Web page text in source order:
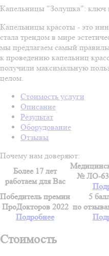
Капельницы "Золушка": ключ
Капельницы красоты - это
стала трендом в мире
мы предлагаем самый
к проведению капельниц
получили максимальную
целом.
Стоимость услуги
Описание
Результат
Оборудование
Отзывы
Почему нам доверяют:
Более 17 лет
работаем для Вас
№ ЛО-
Победитель премии
ПроДокторов 2022
Подробнее
5
по
Стоимость